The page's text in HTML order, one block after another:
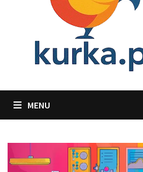
MENU